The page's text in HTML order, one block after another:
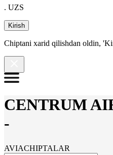
. UZS
Kirish
Chiptani xarid qilishdan oldin,
CENTRUM
-
AVIACHIPTALAR